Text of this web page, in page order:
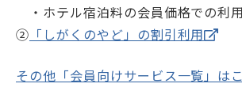
・ホテル宿泊料の会員価格での利用
② 「しがくのやど」の割引利用
その他「会員向けサービス一覧」は